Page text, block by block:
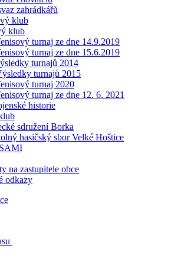
zahrádkářů
klub
klub
turnaj ze dne 14.9.2019
turnaj ze dne 15.6.2019
turnajů 2014
turnajů 2015
turnaj 2020
turnaj ze dne 12. 6. 2021
historie
sdružení Borka
hasičský sbor Velké Hoštice
na zastupitele obce
odkazy